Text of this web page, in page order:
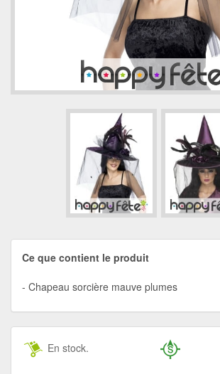
Ce que contient le produit
Chapeau sorcière mauve plumes
En stock.